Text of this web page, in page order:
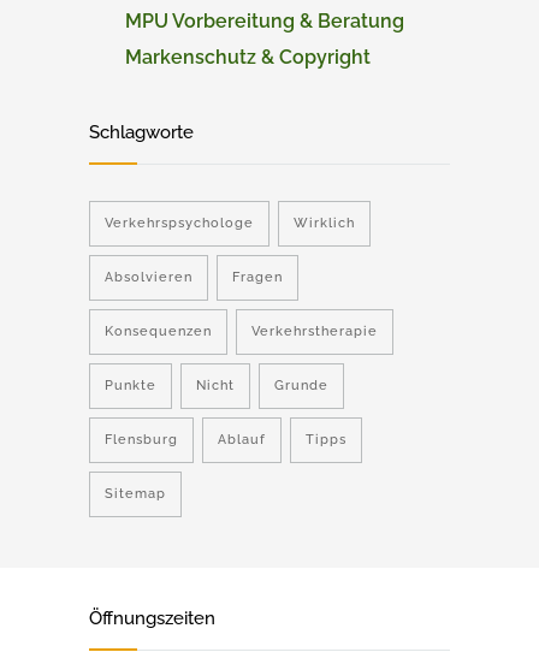
MPU Vorbereitung & Beratung
Markenschutz & Copyright
Schlagworte
Verkehrspsychologe Wirklich
Absolvieren Fragen
Konsequenzen Verkehrstherapie
Punkte Nicht Grunde
Flensburg Ablauf Tipps
Sitemap
Öffnungszeiten